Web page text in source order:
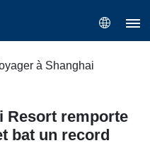
à Shanghai
Resort remporte
bat un record